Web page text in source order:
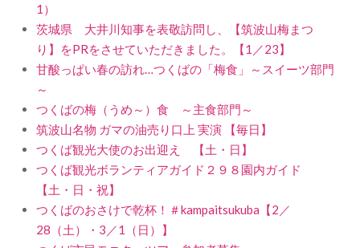
1）
茨城県 大井川知事を表敬訪問し、【筑波山梅まつ
り】をPRをさせていただきました。【1／23】
甘酸っぱい春の訪れ…つくばの「梅食」～スイーツ部門
～
つくばの梅（うめ～）食 ～主食部門～
筑波山名物 ガマの油売り口上 実演 【毎日】
つくば観光大使のお出迎え 【土・日】
つくば観光ボランティアガイド２９８園内ガイド
【土・日・祝】
つくばのおさけで乾杯！＃kampaitsukuba【2／
28（土）・3／1（日）】